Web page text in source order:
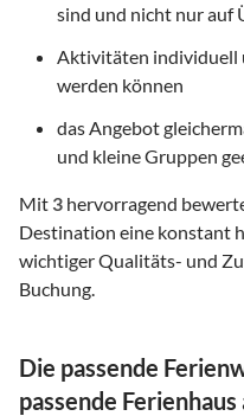
sind und nicht nur auf
Aktivitäten individuell
werden können
das Angebot
und kleine Gruppen
Mit 3 hervorragend
Destination eine konstant
wichtiger Qualitäts- und
Buchung.
Die passende
passende